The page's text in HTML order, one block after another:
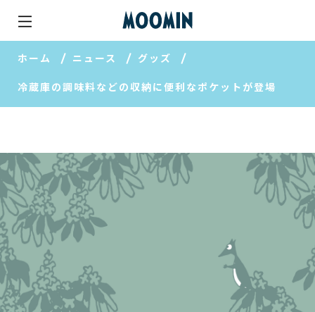
ホーム ニュース グッズ
冷蔵庫の調味料などの収納に便利なポケットが登場